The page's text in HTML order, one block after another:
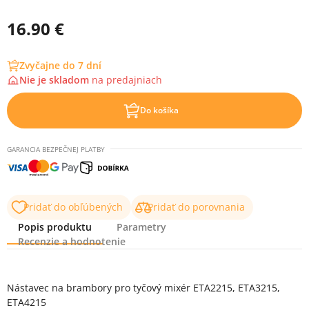
16.90 €
Zvyčajne do 7 dní
Nie je skladom na predajniach
Do košíka
GARANCIA BEZPEČNEJ PLATBY
Pridať do obľúbených
Pridať do porovnania
Popis produktu
Parametry
Recenzie a hodnotenie
Nástavec na brambory pro tyčový mixér ETA2215, ETA3215,
ETA4215